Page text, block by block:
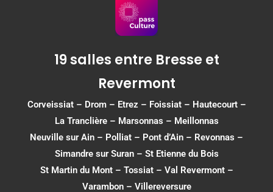
19 salles entre Bresse et
Revermont
Corveissiat– Drom– Etrez – Foissiat– Hautecourt–
La Tranclière – Marsonnas – Meillonnas
Neuville sur Ain – Polliat – Pont d’Ain – Revonnas –
Simandre sur Suran– St Etienne du Bois
St Martin du Mont– Tossiat– Val Revermont–
Varambon– Villereversure